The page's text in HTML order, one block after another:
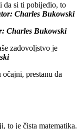
da si ti pobijedio, to
Charles Bukowski
Charles Bukowski
zadovoljstvo je
prestanu da
to je čista matematika.